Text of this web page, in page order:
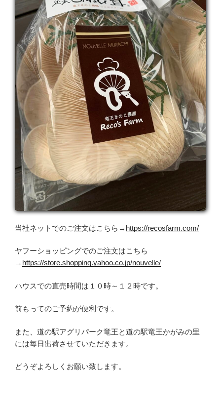
当社ネットでのご注文はこちら→ https://recosfarm.com/
ヤフーショッピングでのご注文はこちら
→ https://store.shopping.yahoo.co.jp/nouvelle/
ハウスでの直売時間は１０時～１２時です。
前もってのご予約が便利です。
また、道の駅アグリパーク竜王と道の駅竜王かがみの里
には毎日出荷させていただきます。
どうぞよろしくお願い致します。